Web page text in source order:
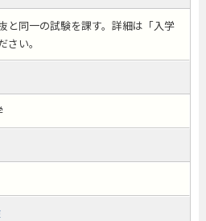
と同一の試験を課す。詳細は「入学
い。